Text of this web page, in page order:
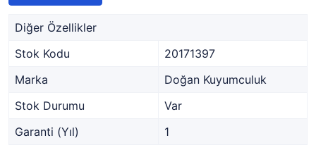
Diğer Özellikler
Stok Kodu
20171397
Marka
Doğan Kuyumculuk
Stok Durumu
Var
Garanti (Yıl)
1